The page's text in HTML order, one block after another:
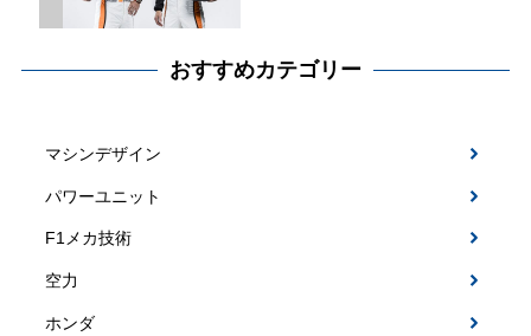
おすすめカテゴリー
マシンデザイン
パワーユニット
F1メカ技術
空力
ホンダ